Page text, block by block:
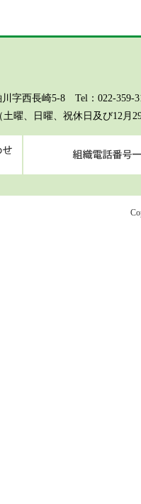
字西長崎5-8 Tel：022-359-
曜、日曜、祝休日及び12月